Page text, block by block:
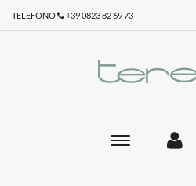
TELEFONO +39 0823 82 69 73
Toggle